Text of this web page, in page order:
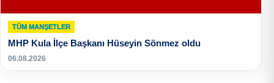
TÜM MANŞETLER
MHP Kula İlçe Başkanı Hüseyin Sönmez oldu
06.08.2026